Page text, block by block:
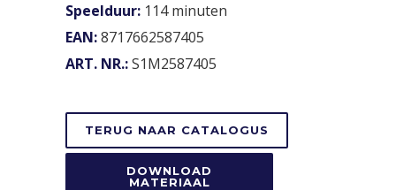
Speelduur: 114 minuten
EAN:8717662587405
ART. NR.:S1M2587405
TERUG NAAR CATALOGUS
DOWNLOAD
MATERIAAL